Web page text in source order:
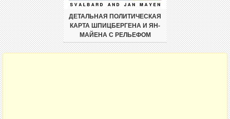
ДЕТАЛЬНАЯ ПОЛИТИЧЕСКАЯ
КАРТА ШПИЦБЕРГЕНА И ЯН-
МАЙЕНА С РЕЛЬЕФОМ